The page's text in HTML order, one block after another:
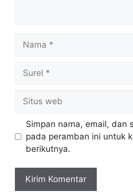
web
Simpan nama, email, dan
pada peramban ini untuk
berikutnya.